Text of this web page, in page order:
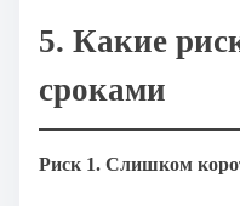
5. Какие
сроками
Риск 1. Слишком